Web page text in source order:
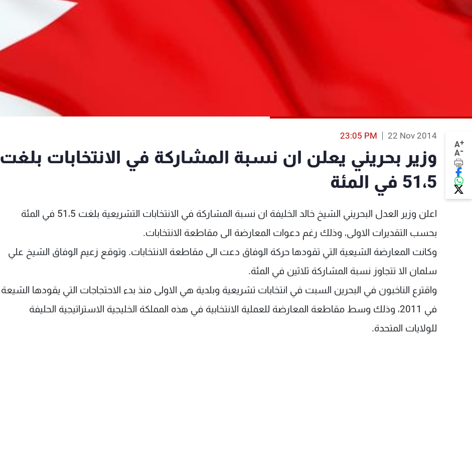
A+
A-
22 Nov 2014
23:05 PM
وزير بحريني يعلن ان نسبة المشاركة في الانتخابات بلغت
51،5 في المئة
اعلن وزير العدل البحريني الشيخ خالد الخليفة ان نسبة المشاركة في الانتخابات التشريعية بلغت 51،5 في المئة
بحسب التقديرات الاولى، وذلك رغم دعوات المعارضة الى مقاطعة الانتخابات.
وكانت المعارضة الشيعية التي تقودها حركة الوفاق دعت الى مقاطعة الانتخابات. وتوقع زعيم الوفاق الشيخ علي
سلمان الا تتجاوز نسبة المشاركة ثلاثين في المئة.
واقترع الناخبون في البحرين السبت في انتخابات تشريعية وبلدية هي الاولى منذ بدء الاحتجاجات التي يقودها الشيعة
في 2011، وذلك وسط مقاطعة المعارضة للعملية الانتخابية في هذه المملكة الخليجية الاستراتيجية الحليفة
للولايات المتحدة.